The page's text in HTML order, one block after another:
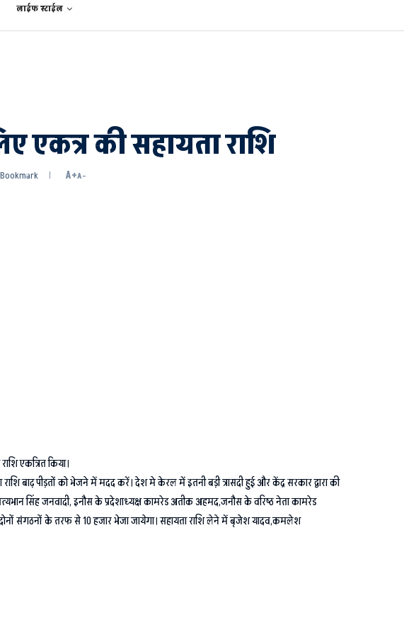
लाईफ स्टाईल
एकत्र की सहायता राशि
Bookmark A+A-
एकत्रित किया।
बाढ़ पीड़तों को भेजने में मदद करें। देश मे केरल में इतनी बड़ी त्रासदी हुई और केंद्र सरकार द्वारा की
सिंह जनवादी, इनौस के प्रदेशाध्यक्ष कामरेड अतीक अहमद,जनौस के वरिष्ठ नेता कामरेड
संगठनों के तरफ से 10 हजार भेजा जायेगा। सहायता राशि लेने में बृजेश यादव,कमलेश